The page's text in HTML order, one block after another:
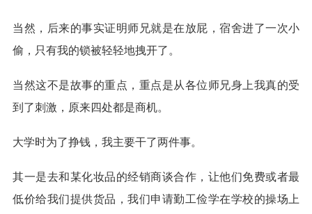
当然，后来的事实证明师兄就是在放屁，宿舍进了一次小
偷，只有我的锁被轻轻地拽开了。
当然这不是故事的重点，重点是从各位师兄身上我真的受
到了刺激，原来四处都是商机。
大学时为了挣钱，我主要干了两件事。
其一是去和某化妆品的经销商谈合作，让他们免费或者最
低价给我们提供货品，我们申请勤工俭学在学校的操场上